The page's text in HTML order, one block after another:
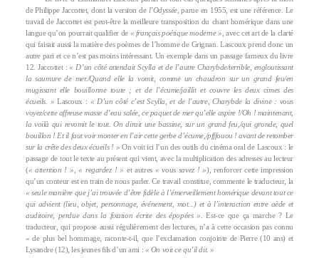
de Philippe Jaccottet, dont la version de l’Odyssée, parue en 1955, est une référence. Le
travail de Jaccottet est peut-être la meilleure transposition du chant homérique dans une
langue qu’on pourrait qualifier de « français poétique moderne » , avec cet art de la clarté
qui faisait aussi la matière des poèmes de l’homme de Grignan. Lascoux prend donc un
autre pari et ce n’est pas moins intéressant. Un exemple dans un passage fameux du livre
12. Jaccottet :« D’un côté attendait Scylla et de l’autre Charybde/terrible, engloutissant
la saumure de mer./Quand elle la vomit, comme un chaudron sur un grand feu/en
mugissant elle bouillonne toute ; et de l’écume/jaillit et couvre les deux cimes des
écueils. » Lascoux : « D’un côté c’est Scylla, et de l’autre, Charybde la divine : vous
voyez/cette affreuse masse d’eau salée, ce paquet de mer qu’elle aspire !/Oh ! maintenant,
la voilà qui revomit le tout. On dirait une bassine, sur un grand feu,/qui gronde, quel
bouillon ! Et il faut voir monter en l’air cette gerbe d’écume,/pfffouou ! avant de retomber
sur la crête des deux écueils ! » On voit ici l’un des outils du cinéma oral de Lascoux : le
passage de tout le texte au présent qui vient, avec la multiplication des adresses au lecteur
(« attention ! » ,« regardez ! » et autres « vous savez ! »), renforcer cette impression
qu’un conteur est en train de nous parler. Ce travail constitue, commente le traducteur, la
« seule manière que j’ai trouvée d’être fidèle à l’émerveillement homérique devant tout ce
qui advient (lieu, objet, personnage, événement, mot...) et à l’interaction entre aède et
auditoire, perdue dans la fixation écrite des épopées » . Est-ce que ça marche ? Le
traducteur, qui propose aussi régulièrement des lectures, n’a à cette occasion pas connu
« de plus bel hommage, raconte-t-il, que l’exclamation conjointe de Pierre (10 ans) et
Lysandre (12), les jeunes fils d’un ami : « On voit ce qu’il dit. »